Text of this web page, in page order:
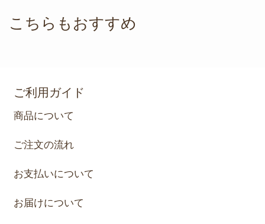
こちらもおすすめ
ご利用ガイド
商品について
ご注文の流れ
お支払いについて
お届けについて